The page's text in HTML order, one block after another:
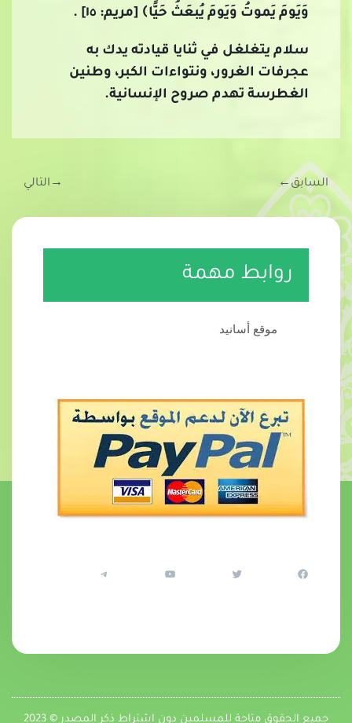
وَيَومَ يَموتُ وَيَومَ يُبعَثُ حَيًّا﴾ [مريم: ١٥] .
سلام يتغلغل في ثنايا قيادته يدك به
عجرفات الغرور، ونتواءات الكبر، وطنين
الغطرسة تهدم صروح الإنسانية.
السابق←
→ التالي
روابط مهمة
موقع أسانيد
جميع الحقوق متاحة للمسلمين دون اشتراط ذكر المصدر © 2023